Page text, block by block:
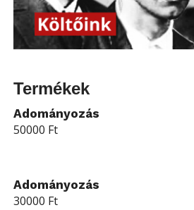
Termékek
Adományozás
50000 Ft
Adományozás
30000 Ft